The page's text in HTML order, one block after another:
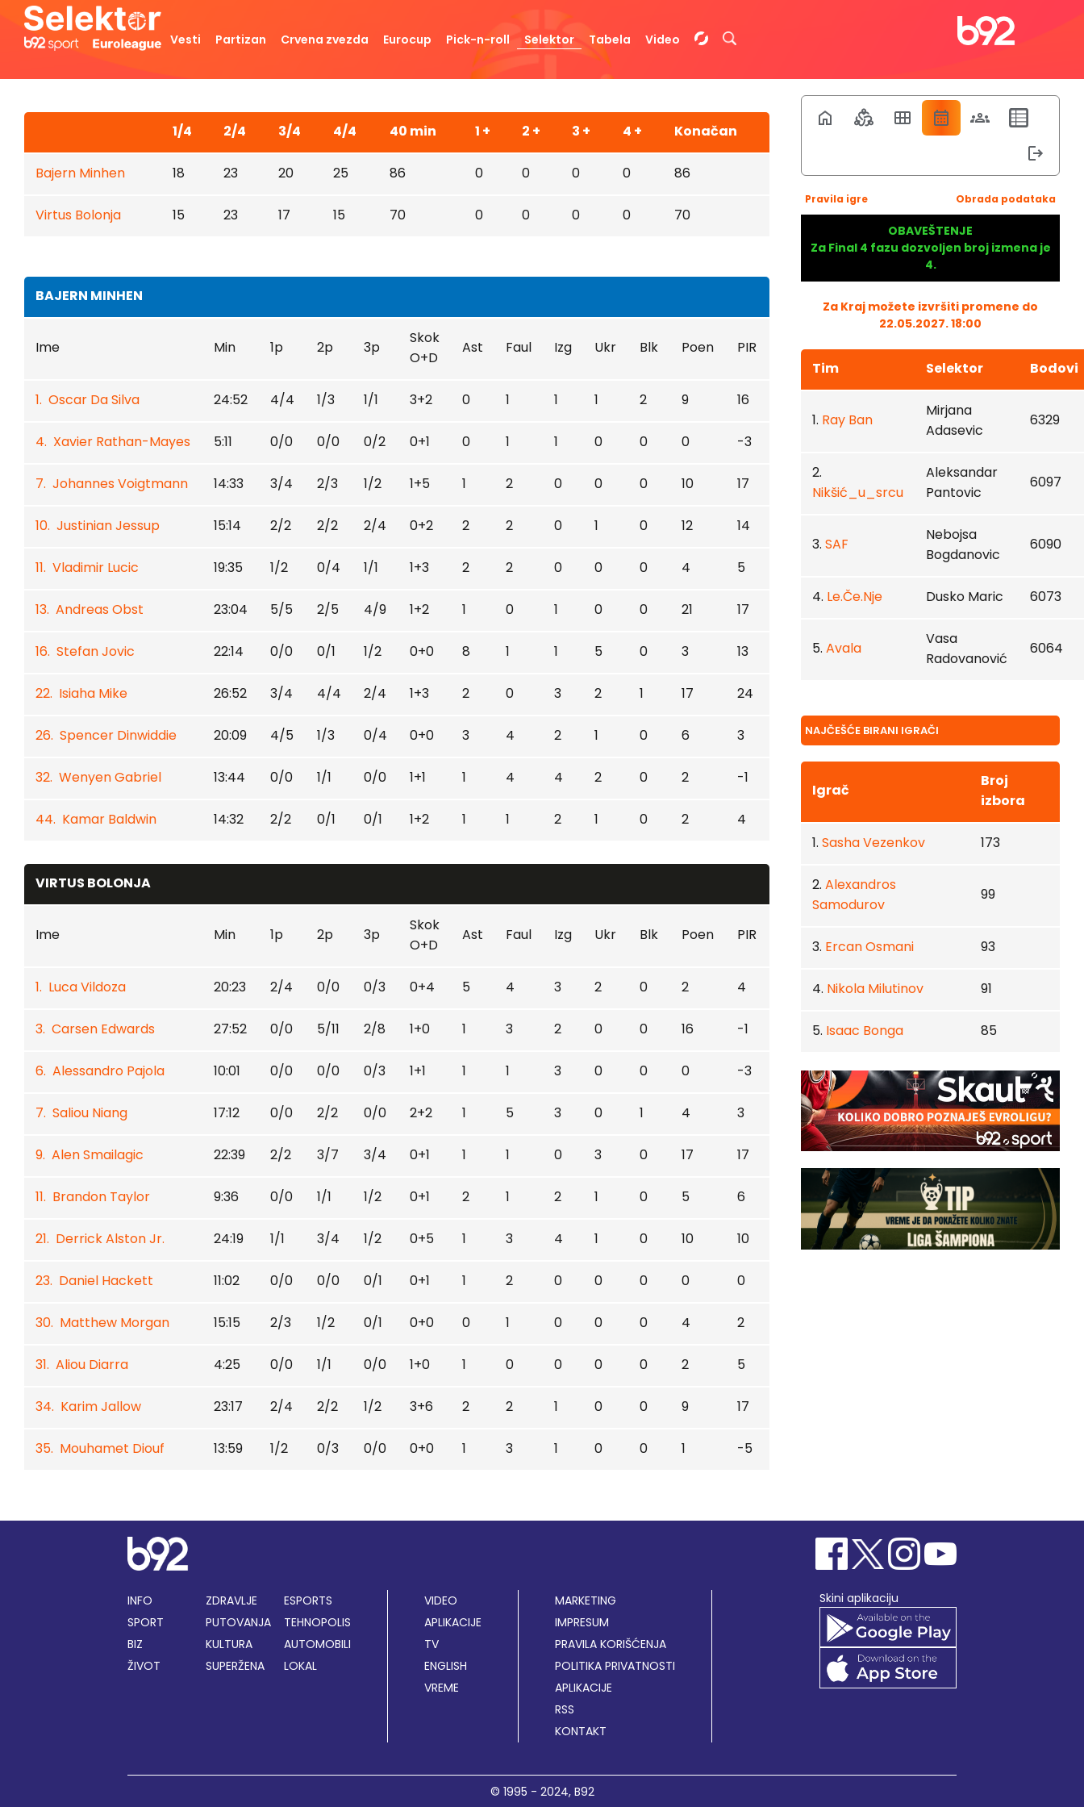
Vesti Partizan Crvena zvezda Eurocup Pick-n-roll Selektor Tabela Video
1/4 2/4 3/4 4/4 40 min 1 + 2 + 3 + 4 + Konačan
Bajern Minhen 18 23 20 25 86 0 0 0 0 86
Virtus Bolonja 15 23 17 15 70 0 0 0 0 70
BAJERN MINHEN
Ime Min 1p 2p 3p
Skok
O+D
Ast Faul Izg Ukr Blk Poen PIR
1. Oscar Da Silva 24:52 4/4 1/3 1/1 3+2 0 1 1 1 2 9 16
4. Xavier Rathan-Mayes 5:11 0/0 0/0 0/2 0+1 0 1 1 0 0 0 -3
7. Johannes Voigtmann 14:33 3/4 2/3 1/2 1+5 1 2 0 0 0 10 17
10. Justinian Jessup 15:14 2/2 2/2 2/4 0+2 2 2 0 1 0 12 14
11. Vladimir Lucic 19:35 1/2 0/4 1/1 1+3 2 2 0 0 0 4 5
13. Andreas Obst 23:04 5/5 2/5 4/9 1+2 1 0 1 0 0 21 17
16. Stefan Jovic 22:14 0/0 0/1 1/2 0+0 8 1 1 5 0 3 13
22. Isiaha Mike 26:52 3/4 4/4 2/4 1+3 2 0 3 2 1 17 24
26. Spencer Dinwiddie 20:09 4/5 1/3 0/4 0+0 3 4 2 1 0 6 3
32. Wenyen Gabriel 13:44 0/0 1/1 0/0 1+1 1 4 4 2 0 2 -1
44. Kamar Baldwin 14:32 2/2 0/1 0/1 1+2 1 1 2 1 0 2 4
VIRTUS BOLONJA
Ime Min 1p 2p 3p
Skok
O+D
Ast Faul Izg Ukr Blk Poen PIR
1. Luca Vildoza 20:23 2/4 0/0 0/3 0+4 5 4 3 2 0 2 4
3. Carsen Edwards 27:52 0/0 5/11 2/8 1+0 1 3 2 0 0 16 -1
6. Alessandro Pajola 10:01 0/0 0/0 0/3 1+1 1 1 3 0 0 0 -3
7. Saliou Niang 17:12 0/0 2/2 0/0 2+2 1 5 3 0 1 4 3
9. Alen Smailagic 22:39 2/2 3/7 3/4 0+1 1 1 0 3 0 17 17
11. Brandon Taylor 9:36 0/0 1/1 1/2 0+1 2 1 2 1 0 5 6
21. Derrick Alston Jr. 24:19 1/1 3/4 1/2 0+5 1 3 4 1 0 10 10
23. Daniel Hackett 11:02 0/0 0/0 0/1 0+1 1 2 0 0 0 0 0
30. Matthew Morgan 15:15 2/3 1/2 0/1 0+0 0 1 0 0 0 4 2
31. Aliou Diarra 4:25 0/0 1/1 0/0 1+0 1 0 0 0 0 2 5
34. Karim Jallow 23:17 2/4 2/2 1/2 3+6 2 2 1 0 0 9 17
35. Mouhamet Diouf 13:59 1/2 0/3 0/0 0+0 1 3 1 0 0 1 -5
Pravila igre Obrada podataka
OBAVEŠTENJE
Za Final 4 fazu dozvoljen broj izmena je
4.
Za Kraj možete izvršiti promene do
22.05.2027. 18:00
Tim Selektor Bodovi
1. Ray Ban
Mirjana
Adasevic
6329
2.
Nikšić_u_srcu
Aleksandar
Pantovic
6097
3. SAF
Nebojsa
Bogdanovic
6090
4. Le.Če.Nje Dusko Maric 6073
5. Avala
Vasa
Radovanović
6064
NAJČEŠĆE BIRANI IGRAČI
Igrač
Broj
izbora
1. Sasha Vezenkov 173
2. Alexandros
Samodurov
99
3. Ercan Osmani 93
4. Nikola Milutinov 91
5. Isaac Bonga 85
INFO
SPORT
BIZ
ŽIVOT
ZDRAVLJE
PUTOVANJA
KULTURA
SUPERŽENA
ESPORTS
TEHNOPOLIS
AUTOMOBILI
LOKAL
VIDEO
APLIKACIJE
TV
ENGLISH
VREME
MARKETING
IMPRESUM
PRAVILA KORIŠĆENJA
POLITIKA PRIVATNOSTI
APLIKACIJE
RSS
KONTAKT
Skini aplikaciju
© 1995 - 2024, B92